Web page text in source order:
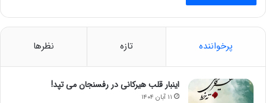
پرخواننده تازه نظرها
اینبار قلب هیرکانی در رفسنجان می تپد!
۱۱ آبان ۱۴۰۴